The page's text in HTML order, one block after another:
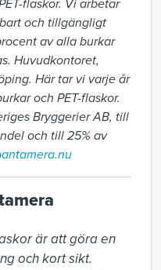
flaskor. Vi arbetar
och tillgängligt
av alla burkar
Huvudkontoret,
Här tar vi varje år
och PET-flaskor.
Bryggerier AB, till
och till 25% av
är att göra en
och kort sikt.